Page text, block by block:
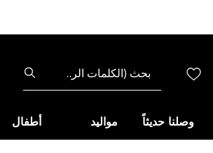
وصلنا حديثاً مواليد أطفال